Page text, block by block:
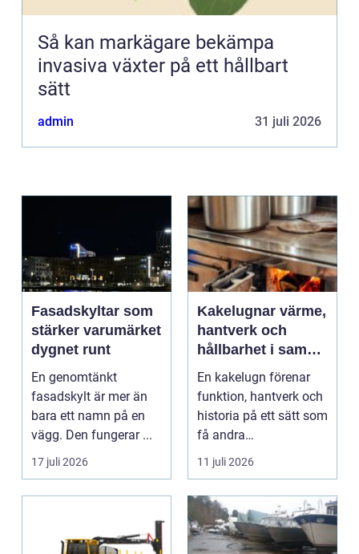
Så kan markägare bekämpa
invasiva växter på ett hållbart
sätt
admin 31 juli 2026
Fasadskyltar som
stärker varumärket
dygnet runt
En genomtänkt
fasadskylt är mer än
bara ett namn på en
vägg. Den fungerar ...
17 juli 2026
Kakelugnar värme,
hantverk och
hållbarhet i samma
eldstad
En kakelugn förenar
funktion, hantverk och
historia på ett sätt som
få andra
inredningsdetaljer
gör....
11 juli 2026